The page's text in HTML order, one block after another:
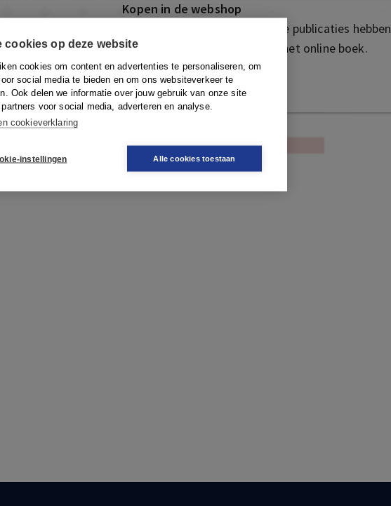
cookies op deze website
cookies om content en advertenties te personaliseren, om
social media te bieden en om ons websiteverkeer te
Ook delen we informatie over jouw gebruik van onze site
voor social media, adverteren en analyse.
cookieverklaring
instellingen Alle cookies toestaan
Kopen in de webshop
publicatie is ook te vinden in onze webshop. Sommige publicaties hebben
de mogelijkheid om direct toegang te kopen tot het online boek.
Naar de webshop